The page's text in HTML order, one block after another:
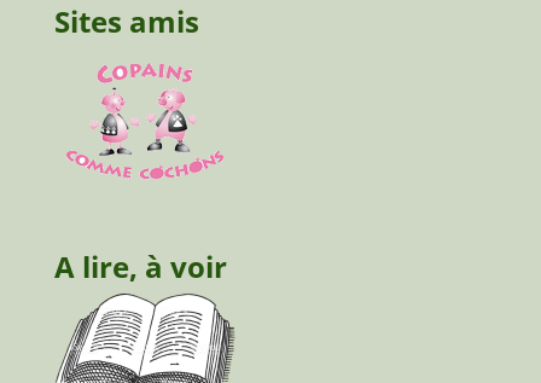
Sites amis
A lire, à voir